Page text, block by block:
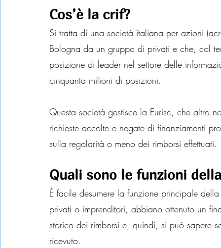
Cos’è la crif?
Si tratta di una società italiana per azioni
Bologna da un gruppo di privati e che, col
posizione di leader nel settore delle
cinquanta milioni di posizioni.
Questa società gestisce la Eurisc, che altro
richieste accolte e negate di finanziamenti
sulla regolarità o meno dei rimborsi effettuati.
Quali sono le funzioni
È facile desumere la funzione principale
privati o imprenditori, abbiano ottenuto un
storico dei rimborsi e, quindi, si può sapere
ricevuto.